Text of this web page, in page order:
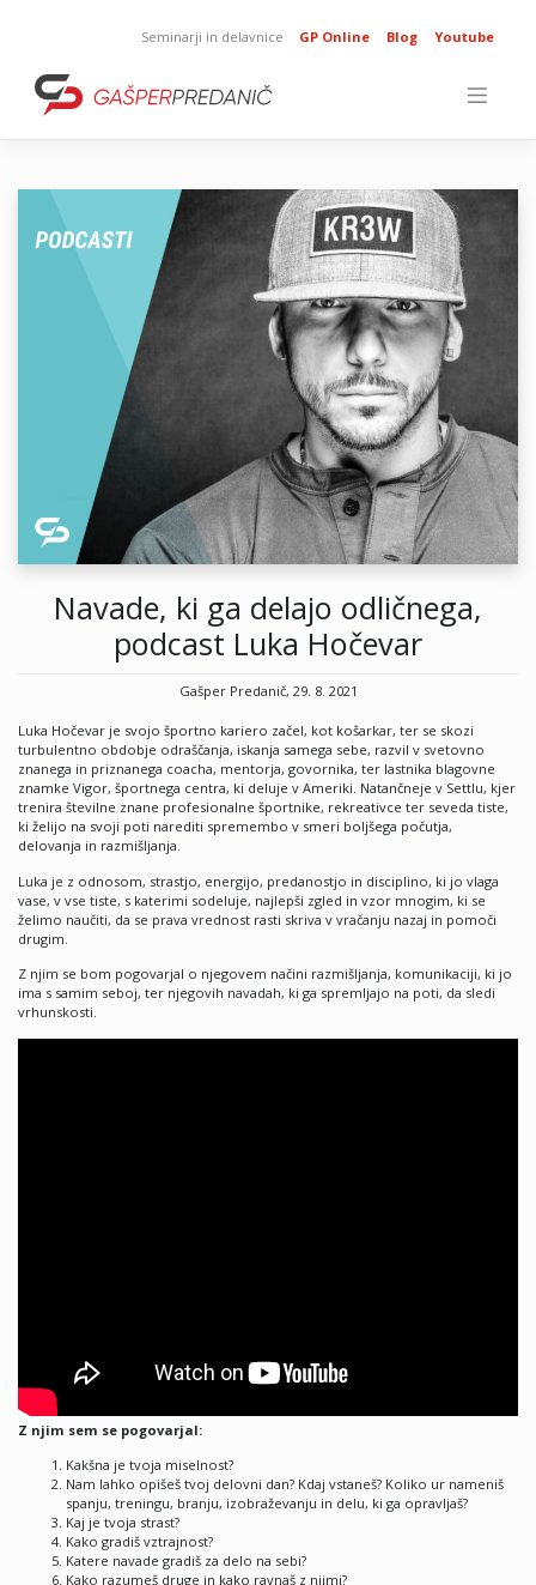
Seminarji in delavnice GP Online Blog Youtube
Navade, ki ga delajo odličnega,
podcast Luka Hočevar
Gašper Predanič, 29. 8. 2021
Luka Hočevar je svojo športno kariero začel, kot košarkar, ter se skozi
turbulentno obdobje odraščanja, iskanja samega sebe, razvil v svetovno
znanega in priznanega coacha, mentorja, govornika, ter lastnika blagovne
znamke Vigor, športnega centra, ki deluje v Ameriki. Natančneje v Settlu, kjer
trenira številne znane profesionalne športnike, rekreativce ter seveda tiste,
ki želijo na svoji poti narediti spremembo v smeri boljšega počutja,
delovanja in razmišljanja.
Luka je z odnosom, strastjo, energijo, predanostjo in disciplino, ki jo vlaga
vase, v vse tiste, s katerimi sodeluje, najlepši zgled in vzor mnogim, ki se
želimo naučiti, da se prava vrednost rasti skriva v vračanju nazaj in pomoči
drugim.
Z njim se bom pogovarjal o njegovem načini razmišljanja, komunikaciji, ki jo
ima s samim seboj, ter njegovih navadah, ki ga spremljajo na poti, da sledi
vrhunskosti.
Z njim sem se pogovarjal:
Kakšna je tvoja miselnost?
Nam lahko opišeš tvoj delovni dan? Kdaj vstaneš? Koliko ur nameniš
spanju, treningu, branju, izobraževanju in delu, ki ga opravljaš?
Kaj je tvoja strast?
Kako gradiš vztrajnost?
Katere navade gradiš za delo na sebi?
Kako razumeš druge in kako ravnaš z njimi?